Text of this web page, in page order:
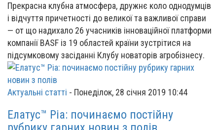
Прекрасна клубна атмосфера, дружнє коло однодумців
і відчуття причетності до великої та важливої справи
— от що надихало 26 учасників інноваційної платформи
компанії BASF із 19 областей країни зустрітися на
підсумковому засіданні Клубу новаторів агробізнесу.
Актуальні статті - Понеділок, 28 січня 2019 10:44
Елатус™ Ріа: починаємо постійну